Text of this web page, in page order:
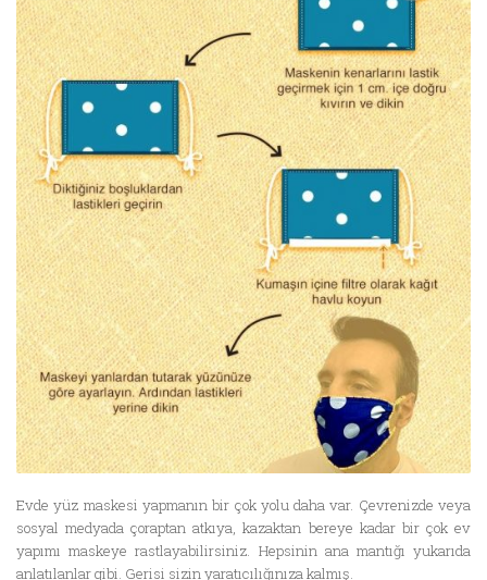
Evde yüz maskesi yapmanın bir çok yolu daha var. Çevrenizde veya
sosyal medyada çoraptan atkıya, kazaktan bereye kadar bir çok ev
yapımı maskeye rastlayabilirsiniz. Hepsinin ana mantığı yukarıda
anlatılanlar gibi. Gerisi sizin yaratıcılığınıza kalmış.